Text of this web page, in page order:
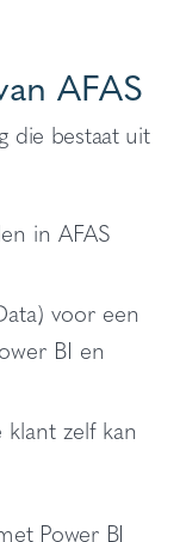
AFAS
die bestaat uit
in AFAS
voor een
BI en
zelf kan
Power BI